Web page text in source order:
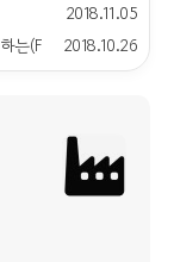
2018.11.05
는(Format) 다양한 방법
2018.10.26